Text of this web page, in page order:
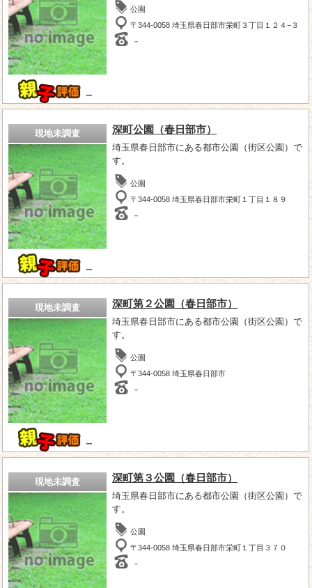
－
公園
〒344-0058 埼玉県春日部市栄町３丁目１２４−３
－
現地未調査
－
深町公園（春日部市）
埼玉県春日部市にある都市公園（街区公園）で
す。
公園
〒344-0058 埼玉県春日部市栄町１丁目１８９
－
現地未調査
－
深町第２公園（春日部市）
埼玉県春日部市にある都市公園（街区公園）で
す。
公園
〒344-0058 埼玉県春日部市
－
現地未調査 深町第３公園（春日部市）
埼玉県春日部市にある都市公園（街区公園）で
す。
公園
〒344-0058 埼玉県春日部市栄町１丁目３７０
－